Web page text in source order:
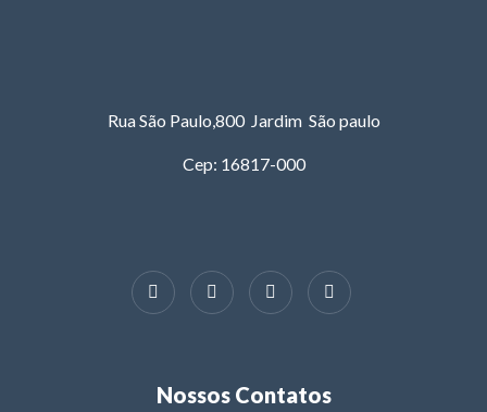
Rua São Paulo,800 Jardim São paulo
Cep: 16817-000
Nossos Contatos